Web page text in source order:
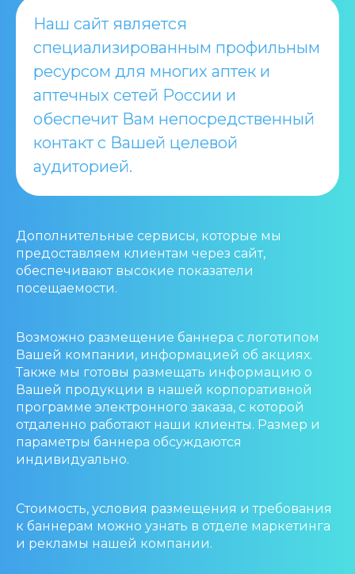
Наш сайт является
специализированным профильным
ресурсом для многих аптек и
аптечных сетей России и
обеспечит Вам непосредственный
контакт с Вашей целевой
аудиторией.
Дополнительные сервисы, которые мы
предоставляем клиентам через сайт,
обеспечивают высокие показатели
посещаемости.
Возможно размещение баннера с логотипом
Вашей компании, информацией об акциях.
Также мы готовы размещать информацию о
Вашей продукции в нашей корпоративной
программе электронного заказа, с которой
отдаленно работают наши клиенты. Размер и
параметры баннера обсуждаются
индивидуально.
Стоимость, условия размещения и требования
к баннерам можно узнать в отделе маркетинга
и рекламы нашей компании.